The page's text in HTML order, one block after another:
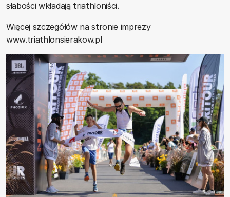
słabości wkładają triathloniści.
Więcej szczegółów na stronie imprezy
www.triathlonsierakow.pl